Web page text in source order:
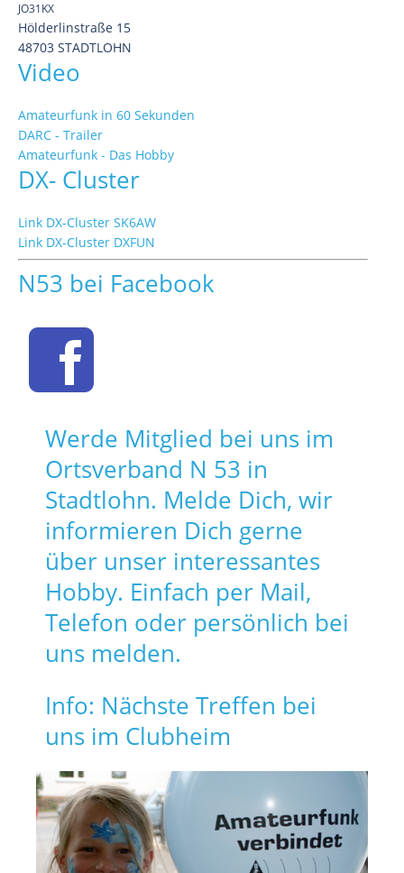
JO31KX
Hölderlinstraße 15
48703 STADTLOHN
Video
Amateurfunk in 60 Sekunden
DARC - Trailer
Amateurfunk - Das Hobby
DX- Cluster
Link DX-Cluster SK6AW
Link DX-Cluster DXFUN
N53 bei Facebook
Werde Mitglied bei uns im
Ortsverband N 53 in
Stadtlohn. Melde Dich, wir
informieren Dich gerne
über unser interessantes
Hobby. Einfach per Mail,
Telefon oder persönlich bei
uns melden.
Info: Nächste Treffen bei
uns im Clubheim